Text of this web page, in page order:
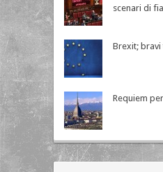
scenari di
Brexit; bravi
Requiem